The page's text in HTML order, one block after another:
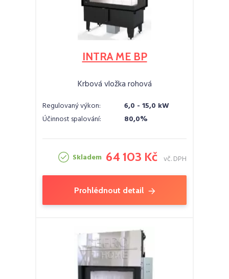
INTRA ME BP
Krbová vložka rohová
Regulovaný výkon:
6,0 - 15,0 kW
Účinnost spalování:
80,0%
Skladem 64 103 Kč vč. DPH
Prohlédnout detail